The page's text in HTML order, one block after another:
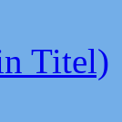
Titel)